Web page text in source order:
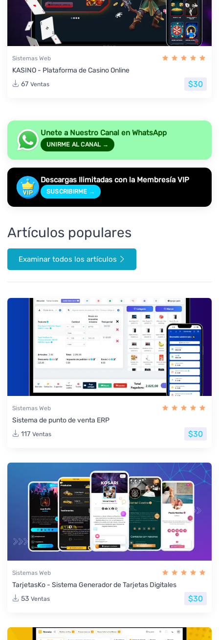
Sistemas Web
KASINO - Plataforma de Casino Online
67 Ventas $30
Unete a Nuestro Canal en WhatsApp
UNIRME AL CANAL →
Descargas Ilimitadas con la Membresía VIP
SUSCRIBIRME →
Artículos populares
Examinar todos los artículos
Sistemas Web
Sistema de punto de venta ERP
117 Ventas $30
Sistemas Web
TarjetasKo - Sistema Generador de Tarjetas Digitales
53 Ventas $30